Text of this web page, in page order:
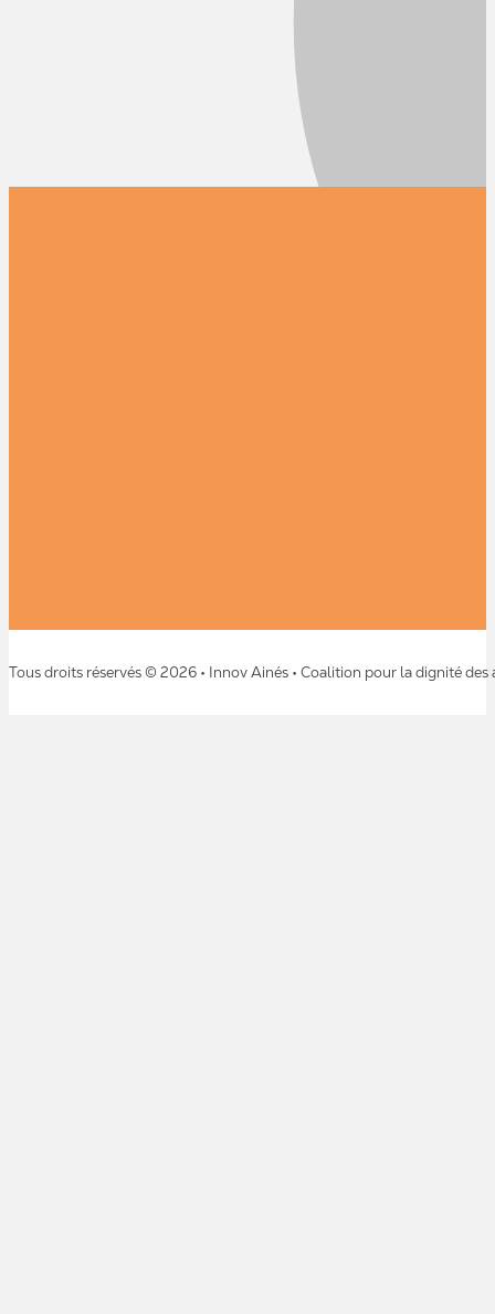
Tous droits réservés © 2026 • Innov Ainés • Coalition pour la dignité des